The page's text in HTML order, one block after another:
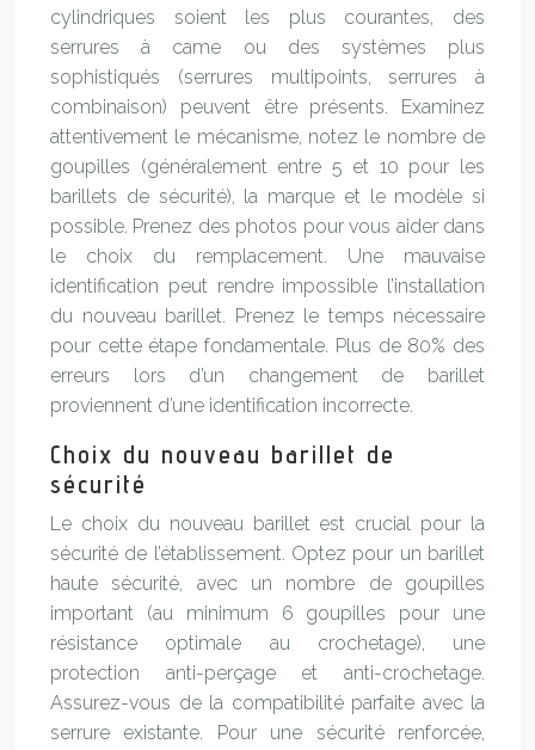
cylindriques soient les plus courantes, des
serrures à came ou des systèmes plus
sophistiqués (serrures multipoints, serrures à
combinaison) peuvent être présents. Examinez
attentivement le mécanisme, notez le nombre de
goupilles (généralement entre 5 et 10 pour les
barillets de sécurité), la marque et le modèle si
possible. Prenez des photos pour vous aider dans
le choix du remplacement. Une mauvaise
identification peut rendre impossible l’installation
du nouveau barillet. Prenez le temps nécessaire
pour cette étape fondamentale. Plus de 80% des
erreurs lors d’un changement de barillet
proviennent d’une identification incorrecte.
Choix du nouveau barillet de
sécurité
Le choix du nouveau barillet est crucial pour la
sécurité de l’établissement. Optez pour un barillet
haute sécurité, avec un nombre de goupilles
important (au minimum 6 goupilles pour une
résistance optimale au crochetage), une
protection anti-perçage et anti-crochetage.
Assurez-vous de la compatibilité parfaite avec la
serrure existante. Pour une sécurité renforcée,